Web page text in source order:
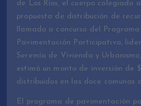
de Los Ríos, el cuerpo colegiado
propuesta de distribución de
llamado a concurso del
Pavimentación Participativa,
Seremía de Vivienda y
estimó un monto de inversión de
distribuidos en las doce comunas
El programa de pavimentación